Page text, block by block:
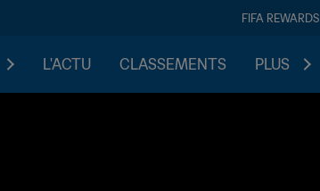
FIFA REWARDS
L'ACTU CLASSEMENTS PLUS